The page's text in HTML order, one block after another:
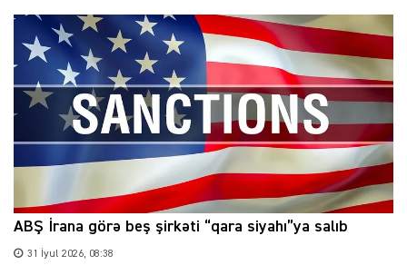
ABŞ İrana görə beş şirkəti “qara siyahı”ya salıb
31 İyul 2026, 08:38